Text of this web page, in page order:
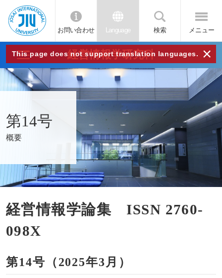
JIU
城西
大学
お問い合わせ Language 検索 メニュー
This page does not support translation languages. ×
経営情報学研究科
第14号
概要
経営情報学論集 ISSN 2760-
098X
第14号（2025年3月）